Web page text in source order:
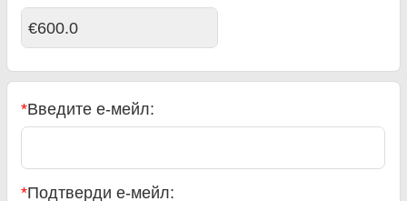
€600.0
*Введите е-мейл:
*Подтверди е-мейл: